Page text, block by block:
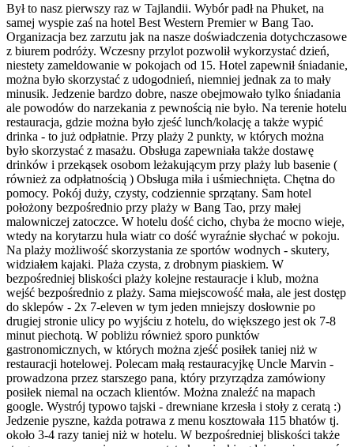
Był to nasz pierwszy raz w Tajlandii. Wybór padł na Phuket, na
samej wyspie zaś na hotel Best Western Premier w Bang Tao.
Organizacja bez zarzutu jak na nasze doświadczenia dotychczasowe
z biurem podróży. Wczesny przylot pozwolił wykorzystać dzień,
niestety zameldowanie w pokojach od 15. Hotel zapewnił śniadanie,
można było skorzystać z udogodnień, niemniej jednak za to mały
minusik. Jedzenie bardzo dobre, nasze obejmowało tylko śniadania
ale powodów do narzekania z pewnością nie było. Na terenie hotelu
restauracja, gdzie można było zjeść lunch/kolację a także wypić
drinka - to już odpłatnie. Przy plaży 2 punkty, w których można
było skorzystać z masażu. Obsługa zapewniała także dostawę
drinków i przekąsek osobom leżakującym przy plaży lub basenie (
również za odpłatnością ) Obsługa miła i uśmiechnięta. Chętna do
pomocy. Pokój duży, czysty, codziennie sprzątany. Sam hotel
położony bezpośrednio przy plaży w Bang Tao, przy małej
malowniczej zatoczce. W hotelu dość cicho, chyba że mocno wieje,
wtedy na korytarzu hula wiatr co dość wyraźnie słychać w pokoju.
Na plaży możliwość skorzystania ze sportów wodnych - skutery,
widziałem kajaki. Plaża czysta, z drobnym piaskiem. W
bezpośredniej bliskości plaży kolejne restauracje i klub, można
wejść bezpośrednio z plaży. Sama miejscowość mała, ale jest dostęp
do sklepów - 2x 7-eleven w tym jeden mniejszy dosłownie po
drugiej stronie ulicy po wyjściu z hotelu, do większego jest ok 7-8
minut piechotą. W pobliżu również sporo punktów
gastronomicznych, w których można zjeść posiłek taniej niż w
restauracji hotelowej. Polecam małą restauracyjkę Uncle Marvin -
prowadzona przez starszego pana, który przyrządza zamówiony
posiłek niemal na oczach klientów. Można znaleźć na mapach
google. Wystrój typowo tajski - drewniane krzesła i stoły z ceratą :)
Jedzenie pyszne, każda potrawa z menu kosztowała 115 bhatów tj.
około 3-4 razy taniej niż w hotelu. W bezpośredniej bliskości także